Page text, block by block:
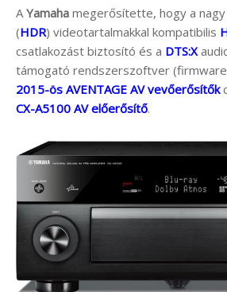
A Yamaha megerősítette, hogy a
(HDR) videotartalmakkal kompatibilis
csatlakozást biztosító és a DTS:X
támogató rendszerszoftver
2015-ös AVENTAGE AV vevőerősítők
CX-A5100 AV előerősítő.